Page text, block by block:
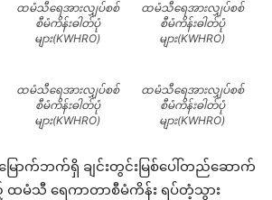
ထမံသီရေအားလျှပ်စစ်
စီမံကိန်းဓါတ်ပုံ
များ(KWHRO)
ထမံသီရေအားလျှပ်စစ်
စီမံကိန်းဓါတ်ပုံ
များ(KWHRO)
ထမံသီရေအားလျှပ်စစ်
စီမံကိန်းဓါတ်ပုံ
များ(KWHRO)
ထမံသီရေအားလျှပ်စစ်
စီမံကိန်းဓါတ်ပုံ
များ(KWHRO)
မြောက်ဘက်ရှိ ချင်းတွင်းမြစ်ပေါ်တည်ဆောက်
မံသီ ရေကာတာစီမံကိန်း ရပ်တံ့သွား